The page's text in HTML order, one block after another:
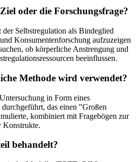
oder die Forschungsfrage?
Selbstregulation als Bindeglied
Konsumentenforschung aufzuzeigen
ob körperliche Anstrengung und
beeinflussen.
Methode wird verwendet?
in Form eines
das einen "Großen
kombiniert mit Fragebögen zur
Konstrukte.
behandelt?